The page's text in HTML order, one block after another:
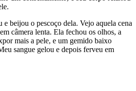
beijou o pescoço dela. Vejo aquela cena
câmera lenta. Ela fechou os olhos, a
mais a pele, e um gemido baixo
sangue gelou e depois ferveu em